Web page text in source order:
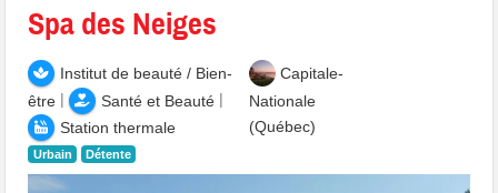
Spa des Neiges
Institut de beauté / Bien-
être | Santé et Beauté|
Station thermale
Urbain Détente
Capitale-
Nationale
(Québec)